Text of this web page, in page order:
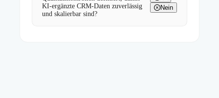
KI-ergänzte CRM-Daten zuverlässig
und skalierbar sind?
Nein